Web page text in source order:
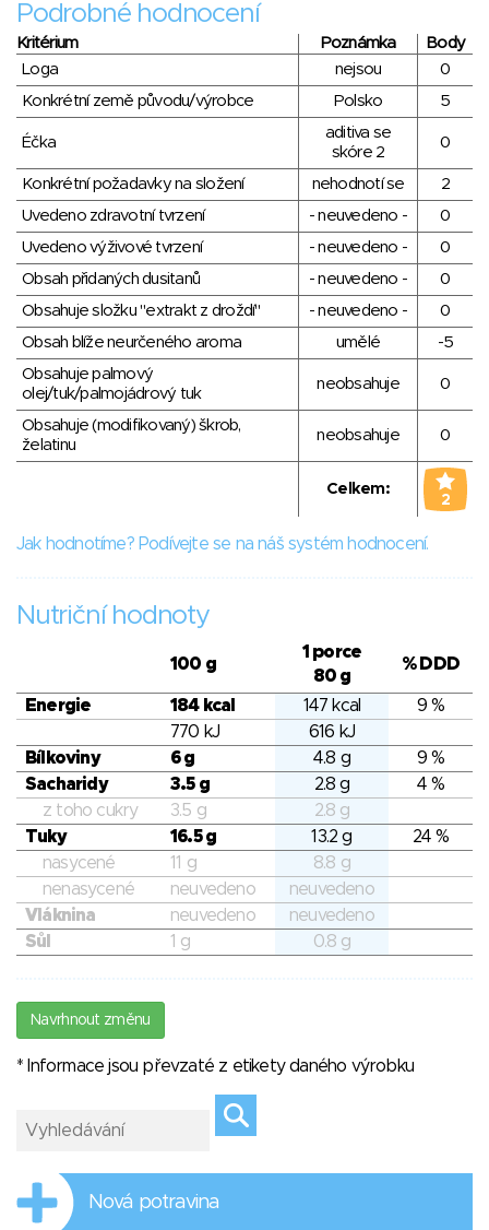
Podrobné hodnocení
Kritérium Poznámka
Body
Loga
nejsou
0
Konkrétní země původu/výrobce
Polsko 5
Éčka
aditiva se
skóre 2
0
Konkrétní požadavky na složení nehodnotí se
2
Uvedeno zdravotní tvrzení
- neuvedeno -
0
Uvedeno výživové tvrzení
- neuvedeno -
0
Obsah přidaných dusitanů
- neuvedeno -
0
Obsahuje složku "extrakt z droždí"
- neuvedeno -
0
Obsah blíže neurčeného aroma
umělé
-5
Obsahuje palmový
olej/tuk/palmojádrový tuk
neobsahuje 0
Obsahuje (modifikovaný) škrob,
želatinu
neobsahuje 0
Celkem:
2
Jak hodnotíme? Podívejte se na náš systém hodnocení.
Nutriční hodnoty
100 g
1 porce
80 g
% DDD
Energie 184 kcal 147 kcal
9 %
770 kJ
616 kJ
Bílkoviny
6 g 4.8 g
9 %
Sacharidy
3.5 g 2.8 g
4 %
z toho cukry
3.5 g
2.8 g
Tuky
16.5 g 13.2 g
24 %
nasycené
11 g
8.8 g
nenasycené
neuvedeno
neuvedeno
Vláknina
neuvedeno
neuvedeno
Sůl
1 g 0.8 g
Navrhnout změnu
* Informace jsou převzaté z etikety daného výrobku
Nová potravina